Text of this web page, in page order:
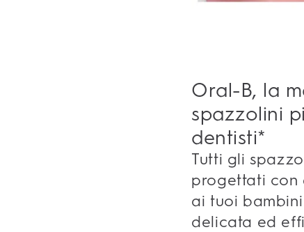
Oral-B, la
spazzolini
dentisti*
Tutti gli
progettati con
ai tuoi
delicata ed